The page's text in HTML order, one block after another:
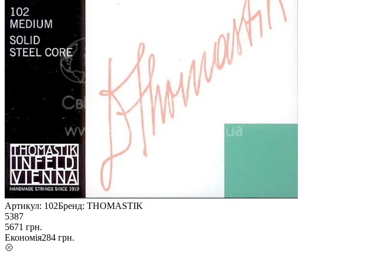
Артикул: 102Бренд: THOMASTIK
5387
5671 грн.
Економія284 грн.